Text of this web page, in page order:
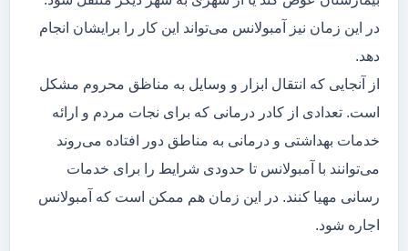
در این زمان نیز آمبولانس می‌تواند این کار را برایشان انجام
دهد.
از آنجایی که انتقال ابزار و وسایل به مناظق محروم مشکل
است. تعدادی از کادر درمانی که برای نجات مردم و ارائه
خدمات بهداشتی و درمانی به مناطق دور افتاده می‌روند
می‌توانند با آمبولانس تا حدودی شرایط را برای خدمات
رسانی مهیا کنند. در این زمان هم ممکن است که آمبولانس
اجاره شود.